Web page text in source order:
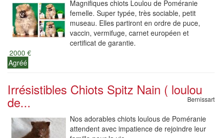
Magnifiques chiots Loulou de Poméranie
femelle. Super typée, très sociable, petit
museau. Elles partiront en ordre de puce,
vaccin, vermifuge, carnet européen et
certificat de garantie.
2000 €
Agréé
Irrésistibles Chiots Spitz Nain ( loulou
de... Bernissart
Nos adorables chiots loulous de Poméranie
attendent avec impatience de rejoindre leur